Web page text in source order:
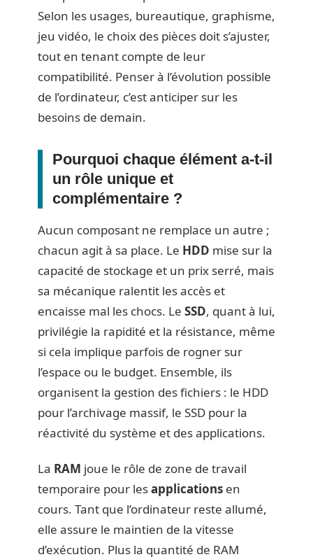
Selon les usages, bureautique, graphisme,
jeu vidéo, le choix des pièces doit s’ajuster,
tout en tenant compte de leur
compatibilité. Penser à l’évolution possible
de l’ordinateur, c’est anticiper sur les
besoins de demain.
Pourquoi chaque élément a-t-il
un rôle unique et
complémentaire ?
Aucun composant ne remplace un autre ;
chacun agit à sa place. Le HDD mise sur la
capacité de stockage et un prix serré, mais
sa mécanique ralentit les accès et
encaisse mal les chocs. Le SSD, quant à lui,
privilégie la rapidité et la résistance, même
si cela implique parfois de rogner sur
l’espace ou le budget. Ensemble, ils
organisent la gestion des fichiers : le HDD
pour l’archivage massif, le SSD pour la
réactivité du système et des applications.
La RAM joue le rôle de zone de travail
temporaire pour lesapplications en
cours. Tant que l’ordinateur reste allumé,
elle assure le maintien de la vitesse
d’exécution. Plus la quantité de RAM